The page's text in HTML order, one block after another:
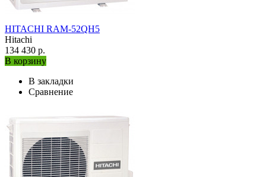
HITACHI RAM-52QH5
Hitachi
134 430 р.
В корзину
В закладки
Сравнение